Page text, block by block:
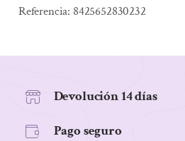
CAP
Referencia: 8425652830232
Devolución 14 días
Pago seguro